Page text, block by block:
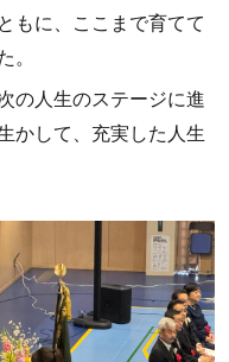
もに、ここまで育てて
。
の人生のステージに進
かして、充実した人生